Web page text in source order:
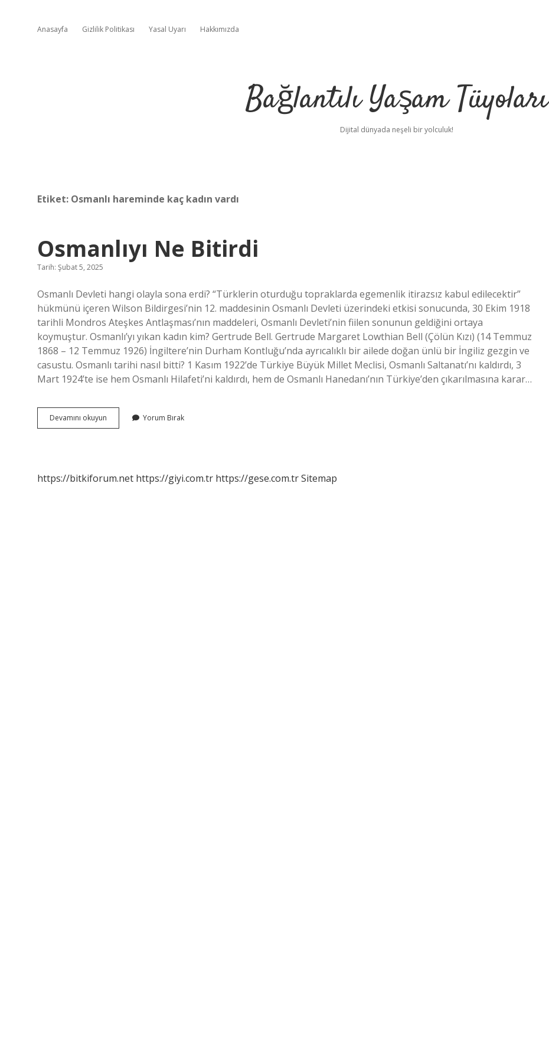
Anasayfa Gizlilik Politikası Yasal Uyarı Hakkımızda
Bağlantılı Yaşam Tüyoları
Dijital dünyada neşeli bir yolculuk!
Etiket: Osmanlı hareminde kaç kadın vardı
Osmanlıyı Ne Bitirdi
Tarih: Şubat 5, 2025
Osmanlı Devleti hangi olayla sona erdi? “Türklerin oturduğu topraklarda egemenlik itirazsız kabul edilecektir”
hükmünü içeren Wilson Bildirgesi’nin 12. maddesinin Osmanlı Devleti üzerindeki etkisi sonucunda, 30 Ekim 1918
tarihli Mondros Ateşkes Antlaşması’nın maddeleri, Osmanlı Devleti’nin fiilen sonunun geldiğini ortaya
koymuştur. Osmanlı’yı yıkan kadın kim? Gertrude Bell. Gertrude Margaret Lowthian Bell (Çölün Kızı) (14 Temmuz
1868 – 12 Temmuz 1926) İngiltere’nin Durham Kontluğu’nda ayrıcalıklı bir ailede doğan ünlü bir İngiliz gezgin ve
casustu. Osmanlı tarihi nasıl bitti? 1 Kasım 1922’de Türkiye Büyük Millet Meclisi, Osmanlı Saltanatı’nı kaldırdı, 3
Mart 1924’te ise hem Osmanlı Hilafeti’ni kaldırdı, hem de Osmanlı Hanedanı’nın Türkiye’den çıkarılmasına karar…
Devamını okuyun Osmanlıyı
Ne
Yorum Bırak
https://bitkiforum.net https://giyi.com.tr https://gese.com.trSitemap